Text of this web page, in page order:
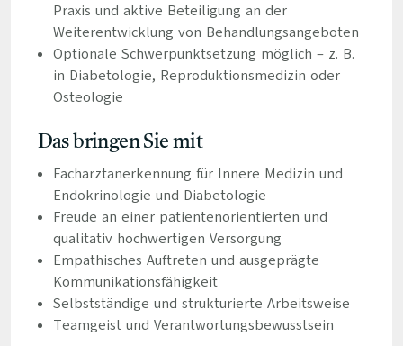
Praxis und aktive Beteiligung an der
Weiterentwicklung von Behandlungsangeboten
Optionale Schwerpunktsetzung möglich – z. B.
in Diabetologie, Reproduktionsmedizin oder
Osteologie
Das bringen Sie mit
Facharztanerkennung für Innere Medizin und
Endokrinologie und Diabetologie
Freude an einer patientenorientierten und
qualitativ hochwertigen Versorgung
Empathisches Auftreten und ausgeprägte
Kommunikationsfähigkeit
Selbstständige und strukturierte Arbeitsweise
Teamgeist und Verantwortungsbewusstsein